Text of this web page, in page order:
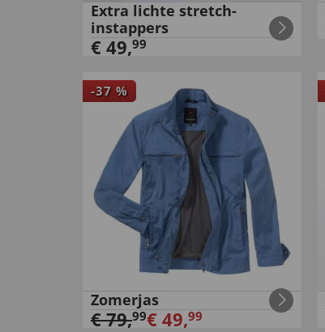
Extra lichte stretch-
instappers
€ 49,99
-37 %
Zomerjas
€79,99€ 49,99